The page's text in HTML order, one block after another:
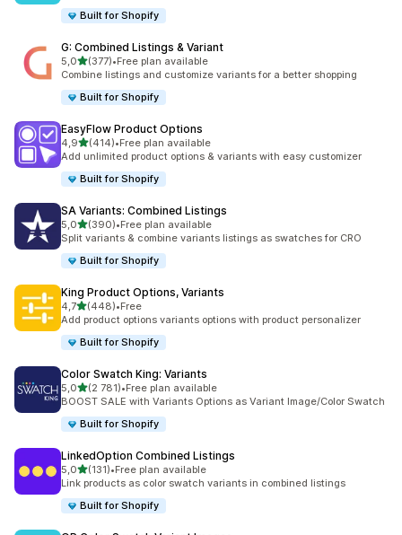
Built for Shopify
G: Combined Listings & Variant
5,0z 5 hvězd
(377)
Celkový počet recenzí: 377
•Free plan available
Combine listings and customize variants for a better shopping
Built for Shopify
EasyFlow Product Options
4,9z 5 hvězd
(414)
Celkový počet recenzí: 414
•Free plan available
Add unlimited product options & variants with easy customizer
Built for Shopify
SA Variants: Combined Listings
5,0z 5 hvězd
(390)
Celkový počet recenzí: 390
•Free plan available
Split variants & combine variants listings as swatches for CRO
Built for Shopify
King Product Options, Variants
4,7z 5 hvězd
(448)
Celkový počet recenzí: 448
•Free
Add product options variants options with product personalizer
Built for Shopify
Color Swatch King: Variants
5,0z 5 hvězd
(2 781)
Celkový počet recenzí: 2781
•Free plan available
BOOST SALE with Variants Options as Variant Image/Color Swatch
Built for Shopify
LinkedOption Combined Listings
5,0z 5 hvězd
(131)
Celkový počet recenzí: 131
•Free plan available
Link products as color swatch variants in combined listings
Built for Shopify